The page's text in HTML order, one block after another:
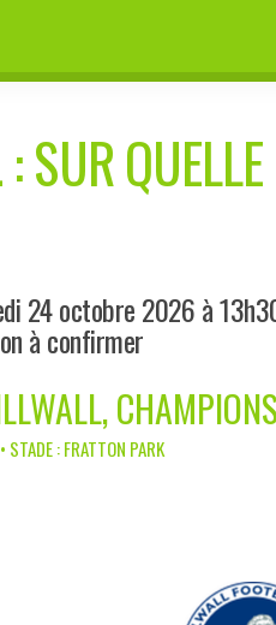
: SUR
24 octobre 2026 à
à confirmer
STADE : FRATTON PARK